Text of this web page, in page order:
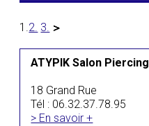
1.2. 3.
ATYPIK Salon Piercing
18 Grand Rue
Tél : 06.32.37.78.95
> En savoir +